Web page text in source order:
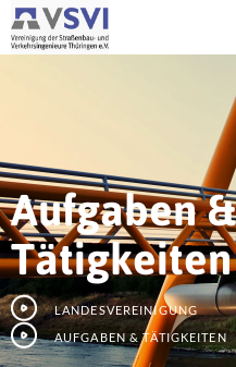
Aufgaben &
Tätigkeiten
Landesvereinigung
Aufgaben & Tätigkeiten